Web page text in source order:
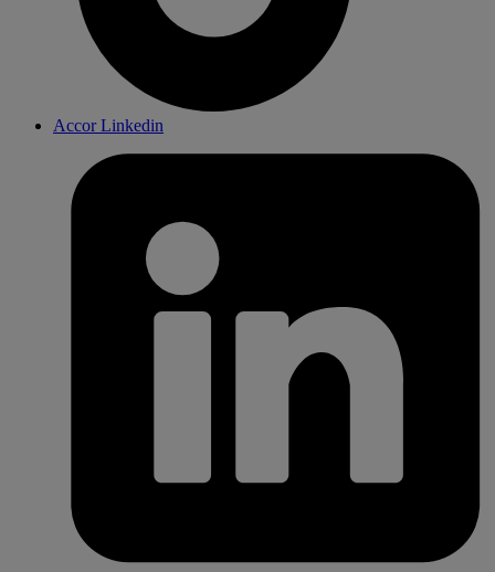
Accor Linkedin